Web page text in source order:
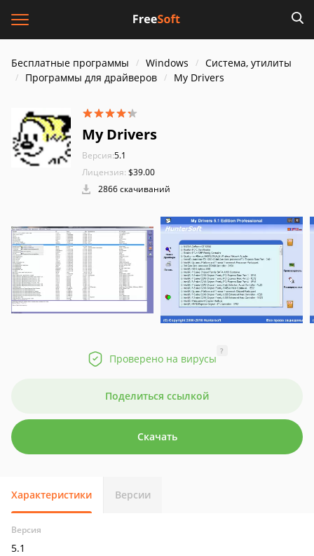
Бесплатные программы Windows
Система, утилиты
Программы для драйверов
My Drivers
My Drivers
Версия:5.1
Лицензия: $39.00
2866 скачиваний
Проверено на вирусы
?
Поделиться ссылкой
Скачать
Характеристики Версии
Версия
5.1